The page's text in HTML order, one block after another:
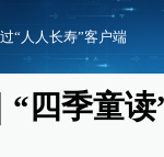
“四季童
“人人长寿”客户端